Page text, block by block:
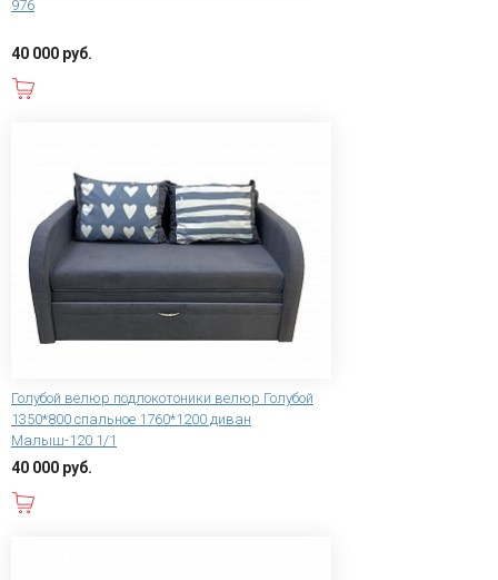
976
40 000 руб.
Голубой велюр подлокотоники велюр Голубой
1350*800 спальное 1760*1200 диван
Малыш-120 1/1
40 000 руб.